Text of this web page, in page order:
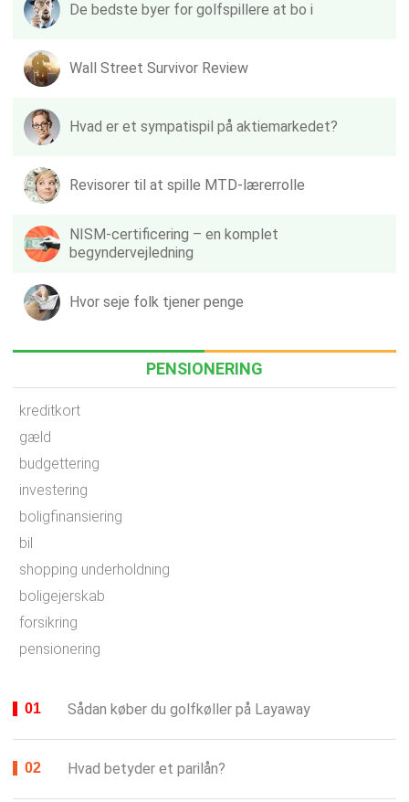
De bedste byer for golfspillere at bo i
Wall Street Survivor Review
Hvad er et sympatispil på aktiemarkedet?
Revisorer til at spille MTD-lærerrolle
NISM-certificering – en komplet
begyndervejledning
Hvor seje folk tjener penge
PENSIONERING
kreditkort
gæld
budgettering
investering
boligfinansiering
bil
shopping underholdning
boligejerskab
forsikring
pensionering
Sådan køber du golfkøller på Layaway
Hvad betyder et parilån?